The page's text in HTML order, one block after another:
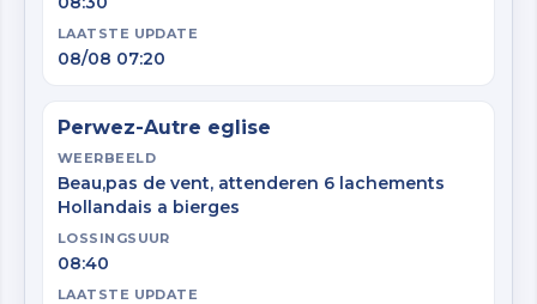
LAATSTE UPDATE
08/08 07:20
Perwez-Autre eglise
WEERBEELD
Beau,pas de vent, attenderen 6 lachements
Hollandais a bierges
LOSSINGSUUR
08:40
LAATSTE UPDATE